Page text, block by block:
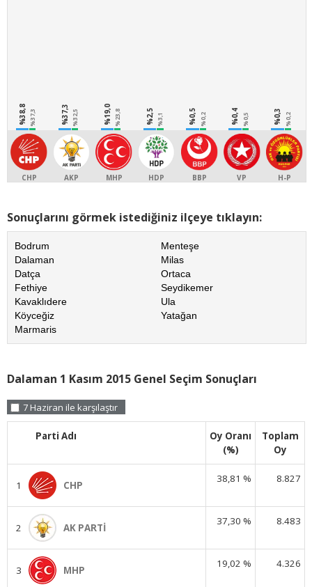
%38,8 %37,3
CHP
%37,3 %32,5
AKP
%19,0 %23,8
MHP
%2,5 %3,1
HDP
%0,5 %0,2
BBP
%0,4 %0,5
VP
%0,3 %0,2
H-P
Sonuçlarını görmek istediğiniz ilçeye tıklayın:
Bodrum
Dalaman
Datça
Fethiye
Kavaklıdere
Köyceğiz
Marmaris
Menteşe
Milas
Ortaca
Seydikemer
Ula
Yatağan
Dalaman 1 Kasım 2015 Genel Seçim Sonuçları
7 Haziran ile karşılaştır
Parti Adı
Oy Oranı
(%)
Toplam
Oy
1 CHP
38,81 % 8.827
2 AK PARTİ
37,30 % 8.483
3 MHP
19,02 % 4.326